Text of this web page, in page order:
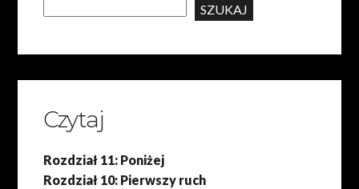
SZUKAJ
Czytaj
Rozdział 11: Poniżej
Rozdział 10: Pierwszy ruch